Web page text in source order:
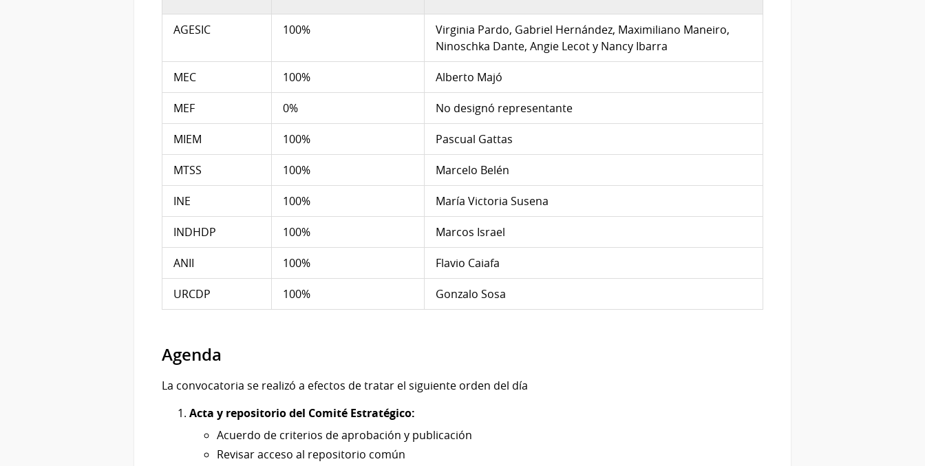
AGESIC 100%
Virginia Pardo, Gabriel Hernández, Maximiliano Maneiro,
Ninoschka Dante, Angie Lecot y Nancy Ibarra
MEC 100% Alberto Majó
MEF 0% No designó representante
MIEM 100% Pascual Gattas
MTSS 100% Marcelo Belén
INE 100% María Victoria Susena
INDHDP 100% Marcos Israel
ANII 100% Flavio Caiafa
URCDP 100% Gonzalo Sosa
Agenda
La convocatoria se realizó a efectos de tratar el siguiente orden del día
Acta y repositorio del Comité Estratégico:
Acuerdo de criterios de aprobación y publicación
Revisar acceso al repositorio común